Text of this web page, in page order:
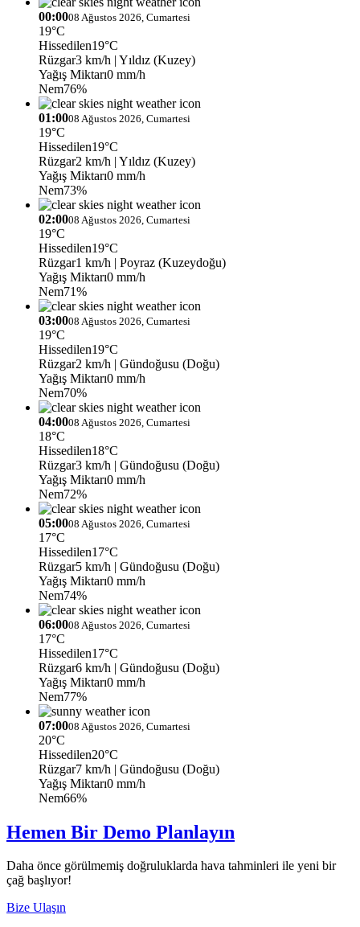
00:0008 Ağustos 2026, Cumartesi
19°C
Hissedilen19°C
Rüzgar3 km/h | Yıldız (Kuzey)
Yağış Miktarı0 mm/h
Nem76%
01:0008 Ağustos 2026, Cumartesi
19°C
Hissedilen19°C
Rüzgar2 km/h | Yıldız (Kuzey)
Yağış Miktarı0 mm/h
Nem73%
02:0008 Ağustos 2026, Cumartesi
19°C
Hissedilen19°C
Rüzgar1 km/h | Poyraz (Kuzeydoğu)
Yağış Miktarı0 mm/h
Nem71%
03:0008 Ağustos 2026, Cumartesi
19°C
Hissedilen19°C
Rüzgar2 km/h | Gündoğusu (Doğu)
Yağış Miktarı0 mm/h
Nem70%
04:0008 Ağustos 2026, Cumartesi
18°C
Hissedilen18°C
Rüzgar3 km/h | Gündoğusu (Doğu)
Yağış Miktarı0 mm/h
Nem72%
05:0008 Ağustos 2026, Cumartesi
17°C
Hissedilen17°C
Rüzgar5 km/h | Gündoğusu (Doğu)
Yağış Miktarı0 mm/h
Nem74%
06:0008 Ağustos 2026, Cumartesi
17°C
Hissedilen17°C
Rüzgar6 km/h | Gündoğusu (Doğu)
Yağış Miktarı0 mm/h
Nem77%
07:0008 Ağustos 2026, Cumartesi
20°C
Hissedilen20°C
Rüzgar7 km/h | Gündoğusu (Doğu)
Yağış Miktarı0 mm/h
Nem66%
Hemen Bir Demo Planlayın
Daha önce görülmemiş doğruluklarda hava tahminleri ile yeni bir
çağ başlıyor!
Bize Ulaşın